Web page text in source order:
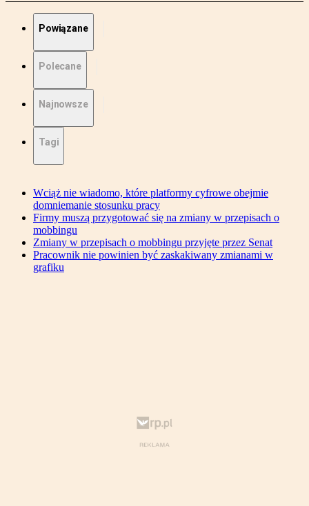
Powiązane
Polecane
Najnowsze
Tagi
Wciąż nie wiadomo, które platformy cyfrowe obejmie
domniemanie stosunku pracy
Firmy muszą przygotować się na zmiany w przepisach o
mobbingu
Zmiany w przepisach o mobbingu przyjęte przez Senat
Pracownik nie powinien być zaskakiwany zmianami w
grafiku